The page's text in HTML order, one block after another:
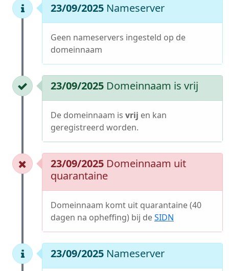
23/09/2025 Nameserver
Geen nameservers ingesteld op de
domeinnaam
23/09/2025 Domeinnaam is vrij
De domeinnaam is vrij en kan
geregistreerd worden.
23/09/2025 Domeinnaam uit
quarantaine
Domeinnaam komt uit quarantaine (40
dagen na opheffing) bij deSIDN
23/09/2025 Nameserver